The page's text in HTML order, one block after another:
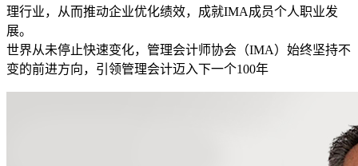
理行业，从而推动企业优化绩效，成就IMA成员个人职业发
展。
世界从未停止快速变化，管理会计师协会（IMA）始终坚持不
变的前进方向，引领管理会计迈入下一个100年